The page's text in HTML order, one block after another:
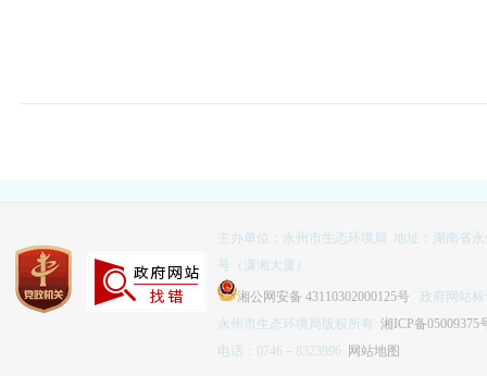
主办单位：永州市生态环境局 地址：湖南省
号（潇湘大厦）
湘公网安备 43110302000125号 政府网站标
永州市生态环境局版权所有 湘ICP备05009375
电话：0746－8323996 网站地图